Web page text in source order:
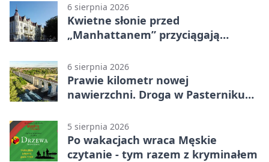
6 sierpnia 2026
Kwietne słonie przed
„Manhattanem” przyciągają
6 sierpnia 2026
Prawie kilometr nowej
nawierzchni. Droga w Pasterniku
5 sierpnia 2026
Po wakacjach wraca Męskie
czytanie - tym razem z kryminałem